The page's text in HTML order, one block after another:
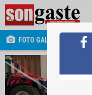
FOTO GALERİ